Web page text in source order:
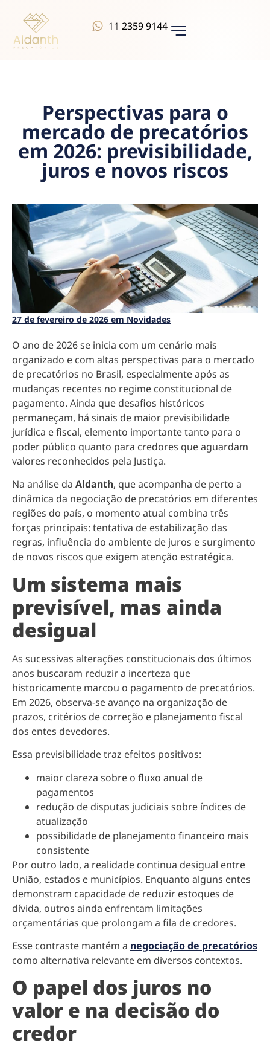
112359 9144
Perspectivas para o
mercado de precatórios
em 2026: previsibilidade,
juros e novos riscos
27 de fevereiro de 2026 em Novidades
O ano de 2026 se inicia com um cenário mais
organizado e com altas perspectivas para o mercado
de precatórios no Brasil, especialmente após as
mudanças recentes no regime constitucional de
pagamento. Ainda que desafios históricos
permaneçam, há sinais de maior previsibilidade
jurídica e fiscal, elemento importante tanto para o
poder público quanto para credores que aguardam
valores reconhecidos pela Justiça.
Na análise da Aldanth, que acompanha de perto a
dinâmica da negociação de precatórios em diferentes
regiões do país, o momento atual combina três
forças principais: tentativa de estabilização das
regras, influência do ambiente de juros e surgimento
de novos riscos que exigem atenção estratégica.
Um sistema mais
previsível, mas ainda
desigual
As sucessivas alterações constitucionais dos últimos
anos buscaram reduzir a incerteza que
historicamente marcou o pagamento de precatórios.
Em 2026, observa-se avanço na organização de
prazos, critérios de correção e planejamento fiscal
dos entes devedores.
Essa previsibilidade traz efeitos positivos:
maior clareza sobre o fluxo anual de
pagamentos
redução de disputas judiciais sobre índices de
atualização
possibilidade de planejamento financeiro mais
consistente
Por outro lado, a realidade continua desigual entre
União, estados e municípios. Enquanto alguns entes
demonstram capacidade de reduzir estoques de
dívida, outros ainda enfrentam limitações
orçamentárias que prolongam a fila de credores.
Esse contraste mantém a negociação de precatórios
como alternativa relevante em diversos contextos.
O papel dos juros no
valor e na decisão do
credor